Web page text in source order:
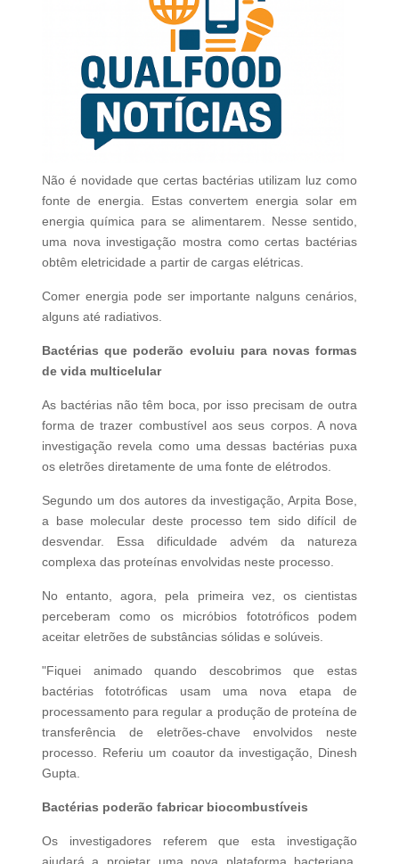
Não é novidade que certas bactérias utilizam luz como
fonte de energia. Estas convertem energia solar em
energia química para se alimentarem. Nesse sentido,
uma nova investigação mostra como certas bactérias
obtêm eletricidade a partir de cargas elétricas.
Comer energia pode ser importante nalguns cenários,
alguns até radiativos.
Bactérias que poderão evoluiu para novas formas
de vida multicelular
As bactérias não têm boca, por isso precisam de outra
forma de trazer combustível aos seus corpos. A nova
investigação revela como uma dessas bactérias puxa
os eletrões diretamente de uma fonte de elétrodos.
Segundo um dos autores da investigação, Arpita Bose,
a base molecular deste processo tem sido difícil de
desvendar. Essa dificuldade advém da natureza
complexa das proteínas envolvidas neste processo.
No entanto, agora, pela primeira vez, os cientistas
perceberam como os micróbios fototróficos podem
aceitar eletrões de substâncias sólidas e solúveis.
"Fiquei animado quando descobrimos que estas
bactérias fototróficas usam uma nova etapa de
processamento para regular a produção de proteína de
transferência de eletrões-chave envolvidos neste
processo. Referiu um coautor da investigação, Dinesh
Gupta.
Bactérias poderão fabricar biocombustíveis
Os investigadores referem que esta investigação